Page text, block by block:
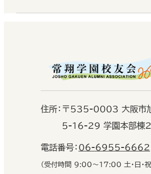
住所： 〒535-0003 大阪市
5-16-29 学園本部棟
電話番号： 06-6955-6662
（受付時間 9:00〜17:00 土・日・祝